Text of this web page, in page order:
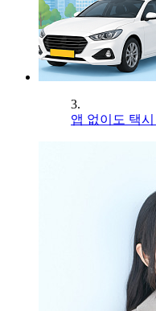
3.
앱 없이도 택